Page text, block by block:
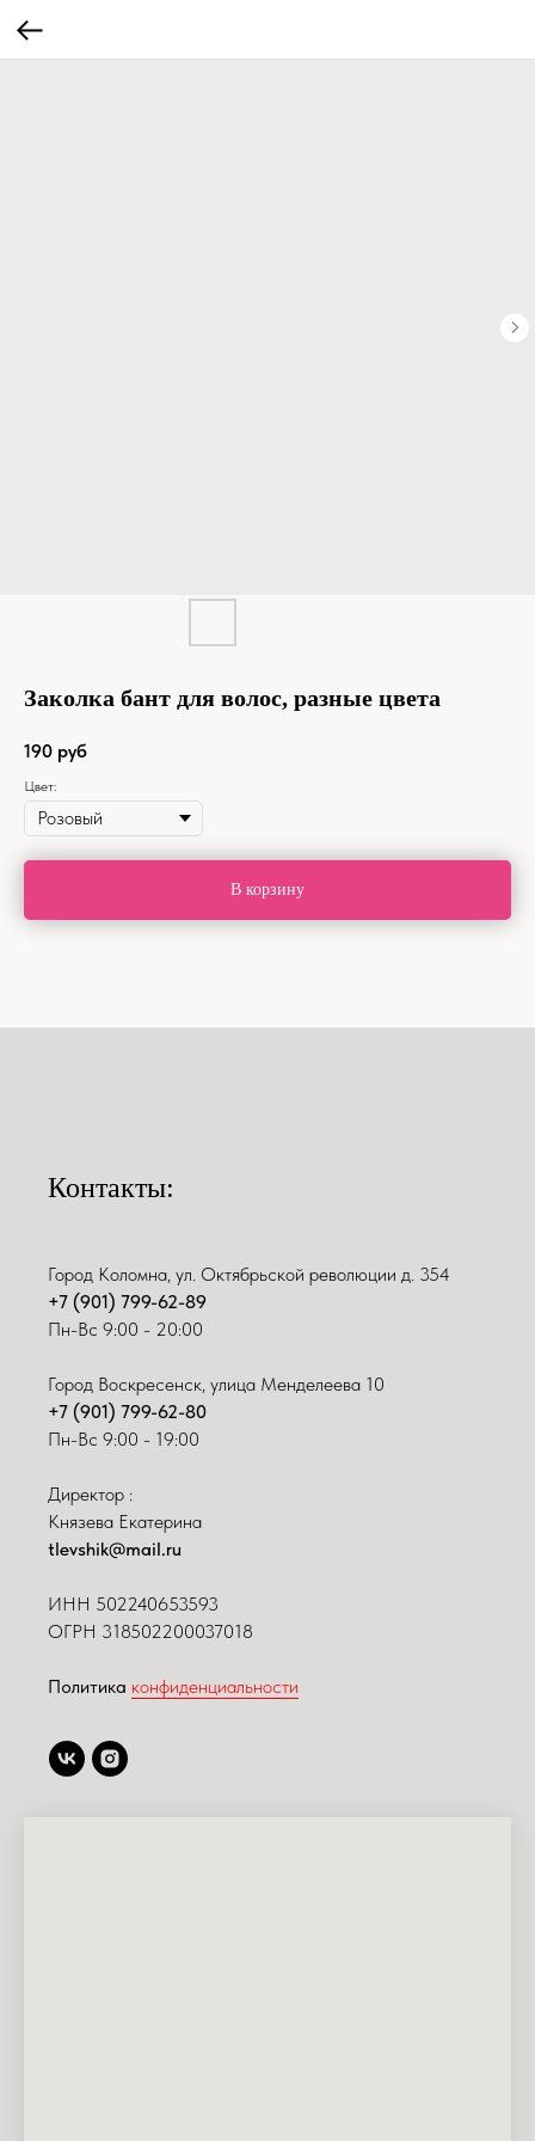
Заколка бант для волос, разные цвета
190 руб
Цвет:
В корзину
Контакты:
Город Коломна, ул. Октябрьской революции д. 354
+7 (901) 799-62-89
Пн-Вс 9:00 - 20:00
Город Воскресенск, улица Менделеева 10
+7 (901) 799-62-80
Пн-Вс 9:00 - 19:00
Директор :
Князева Екатерина
tlevshik@mail.ru
ИНН 502240653593
ОГРН 318502200037018
Политика конфиденциальности